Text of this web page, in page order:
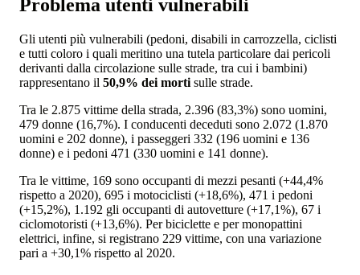
Problema utenti vulnerabili
Gli utenti più vulnerabili (pedoni, disabili in carrozzella, ciclisti
e tutti coloro i quali meritino una tutela particolare dai pericoli
derivanti dalla circolazione sulle strade, tra cui i bambini)
rappresentano il 50,9% dei morti sulle strade.
Tra le 2.875 vittime della strada, 2.396 (83,3%) sono uomini,
479 donne (16,7%). I conducenti deceduti sono 2.072 (1.870
uomini e 202 donne), i passeggeri 332 (196 uomini e 136
donne) e i pedoni 471 (330 uomini e 141 donne).
Tra le vittime, 169 sono occupanti di mezzi pesanti (+44,4%
rispetto a 2020), 695 i motociclisti (+18,6%), 471 i pedoni
(+15,2%), 1.192 gli occupanti di autovetture (+17,1%), 67 i
ciclomotoristi (+13,6%). Per biciclette e per monopattini
elettrici, infine, si registrano 229 vittime, con una variazione
pari a +30,1% rispetto al 2020.